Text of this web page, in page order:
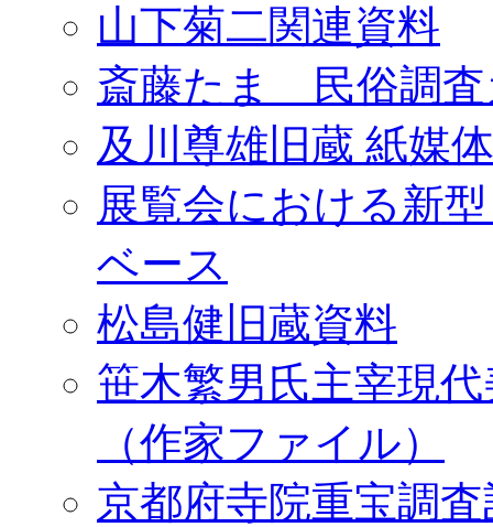
山下菊二関連資料
斎藤たま 民俗調査
及川尊雄旧蔵 紙媒
展覧会における新
ベース
松島健旧蔵資料
笹木繁男氏主宰現
（作家ファイル）
京都府寺院重宝調